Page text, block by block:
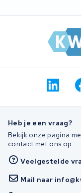
Heb je een vraag?
Bekijk onze pagina
contact met ons op.
Veelgestelde
Mail naar